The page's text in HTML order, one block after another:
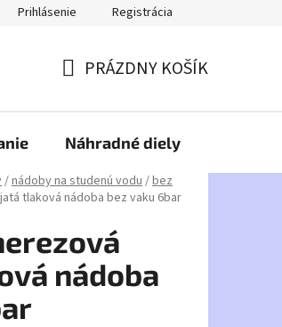
Prihlásenie Registrácia
KOŠÍK
PRÁZDNY KOŠÍK
Náhradné diely
/nádoby na studenú vodu/bez
tlaková nádoba bez vaku 6bar
nádoba